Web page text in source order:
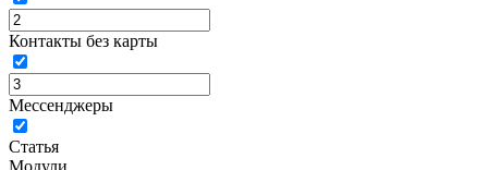
Контакты без карты
Мессенджеры
Статья
Модули